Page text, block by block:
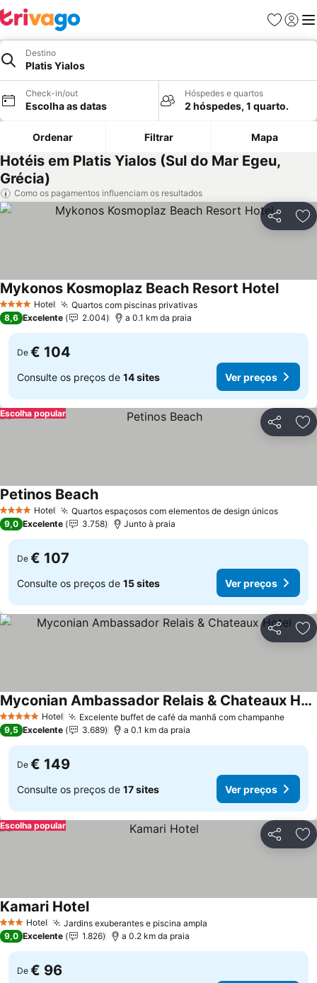
Favoritos
Iniciar
Destino
Platis Yialos
Check-in/out
Escolha as datas
Hóspedes e quartos
2 hóspedes, 1 quarto.
Ordenar Filtrar Mapa
Hotéis em Platis Yialos (Sul do Mar Egeu,
Grécia)
Como os pagamentos influenciam os resultados
Partilhar
4 EstrelasHotel Quartos com piscinas privativas
Mykonos Kosmoplaz Beach Resort Hotel
8,6 Excelente 2.004 a 0.1 km da praia
De € 104
Consulte os preços de 14 sites Ver preços
Partilhar
Escolha popular
4 EstrelasHotel Quartos espaçosos com elementos de design únicos
Petinos Beach
9,0 Excelente 3.758 Junto à praia
De € 107
Consulte os preços de 15 sites Ver preços
Partilhar
5 Estrelas Hotel Excelente buffet de café da manhã com champanhe
Myconian Ambassador Relais & Chateaux Hotel
9,5 Excelente 3.689 a 0.1 km da praia
De € 149
Consulte os preços de 17 sites Ver preços
Partilhar
Escolha popular
3 EstrelasHotel Jardins exuberantes e piscina ampla
Kamari Hotel
9,0 Excelente 1.826 a 0.2 km da praia
De € 96